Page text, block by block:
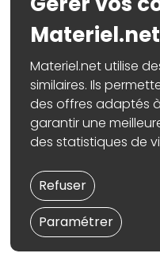
Materiel.net
Materiel.net utilise
similaires. Ils
des offres adaptés
garantir une
des statistiques de
Paramétrer
Refuser